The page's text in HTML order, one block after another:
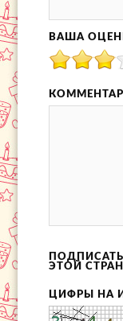
ВАША
ЭТОЙ
ЦИФРЫ НА